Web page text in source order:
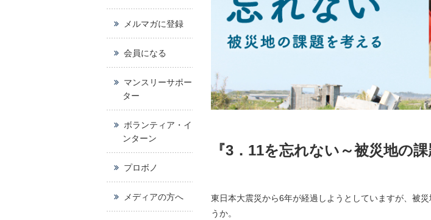
『3．11を忘れない～被災地の課
東日本大震災から6年が経過しようとしていますが、被
うか。
メルマガに登録
会員になる
マンスリーサポー
ター
ボランティア・イ
ンターン
プロボノ
メディアの方へ